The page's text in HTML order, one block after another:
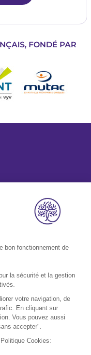
FONDÉ PAR